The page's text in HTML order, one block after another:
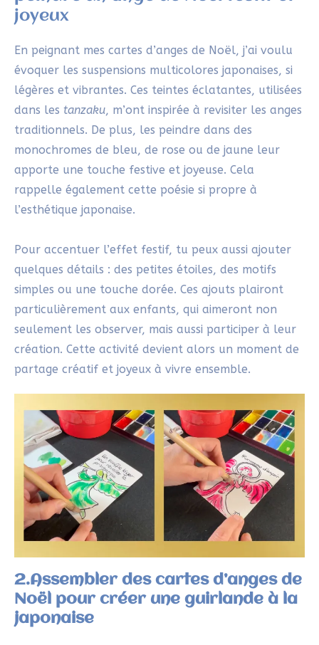
traditionnels. De plus, les peindre dans des
apporte une touche festive et joyeuse. Cela
rappelle également cette poésie si propre à
l’esthétique japonaise.
Pour accentuer l’effet festif, tu peux aussi ajouter
quelques détails : des petites étoiles, des motifs
simples ou une touche dorée. Ces ajouts plairont
particulièrement aux enfants, qui aimeront non
seulement les observer, mais aussi participer à leur
partage créatif et joyeux à vivre ensemble.
2.Assembler des cartes d’anges de
Noël pour créer une guirlande à la
japonaise
Lorsque tes anges sont peints et secs, tu peux
commencer à les transformer en suspensions
décoratives. Perce un petit trou en haut de chaque
carte, à l’aide d’une perforatrice, d’un cutter ou
d’une aiguille fine.